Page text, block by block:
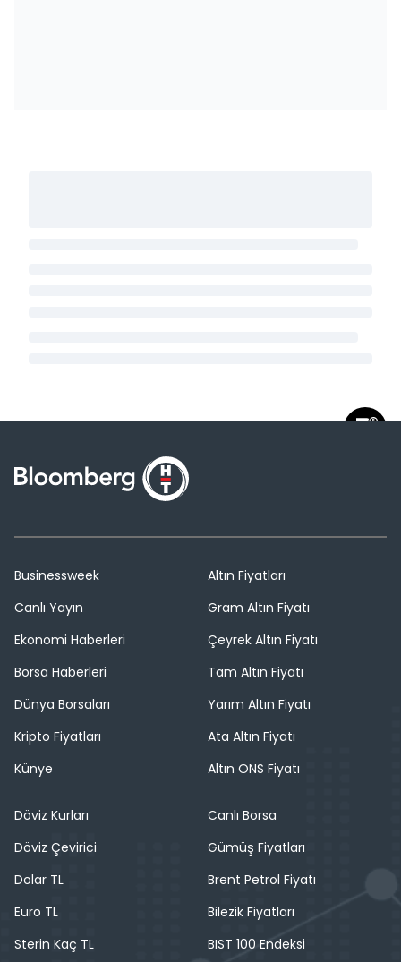
Businessweek
Canlı Yayın
Ekonomi Haberleri
Borsa Haberleri
Dünya Borsaları
Kripto Fiyatları
Künye
Altın Fiyatları
Gram Altın Fiyatı
Çeyrek Altın Fiyatı
Tam Altın Fiyatı
Yarım Altın Fiyatı
Ata Altın Fiyatı
Altın ONS Fiyatı
Döviz Kurları
Döviz Çevirici
Dolar TL
Euro TL
Sterin Kaç TL
Canlı Borsa
Gümüş Fiyatları
Brent Petrol Fiyatı
Bilezik Fiyatları
BIST 100 Endeksi